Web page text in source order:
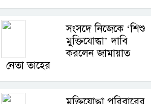
সংসদে নিজেকে ‘শিশু
মুক্তিযোদ্ধা’ দাবি
করলেন জামায়াত
নেতা তাহের